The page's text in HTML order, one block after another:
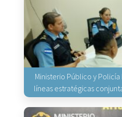
Ministerio Público y
líneas estratégicas